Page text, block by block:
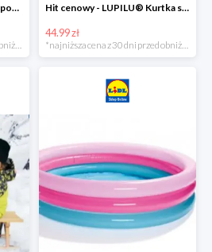
Hit cenowy - PEPPERTS® Spodnie dresowe chłopięce, 1 para Hit cenowy - LUPILU® Kurtka softshell chłopięca, 1 sztuka
44.99 zł